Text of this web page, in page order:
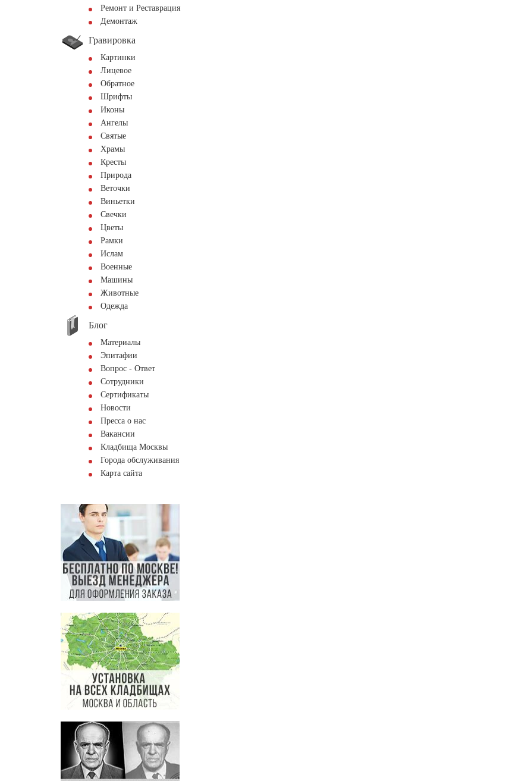
Ремонт и Реставрация
Демонтаж
Гравировка
Картинки
Лицевое
Обратное
Шрифты
Иконы
Ангелы
Святые
Храмы
Кресты
Природа
Веточки
Виньетки
Свечки
Цветы
Рамки
Ислам
Военные
Машины
Животные
Одежда
Блог
Материалы
Эпитафии
Вопрос - Ответ
Сотрудники
Сертификаты
Новости
Пресса о нас
Вакансии
Кладбища Москвы
Города обслуживания
Карта сайта